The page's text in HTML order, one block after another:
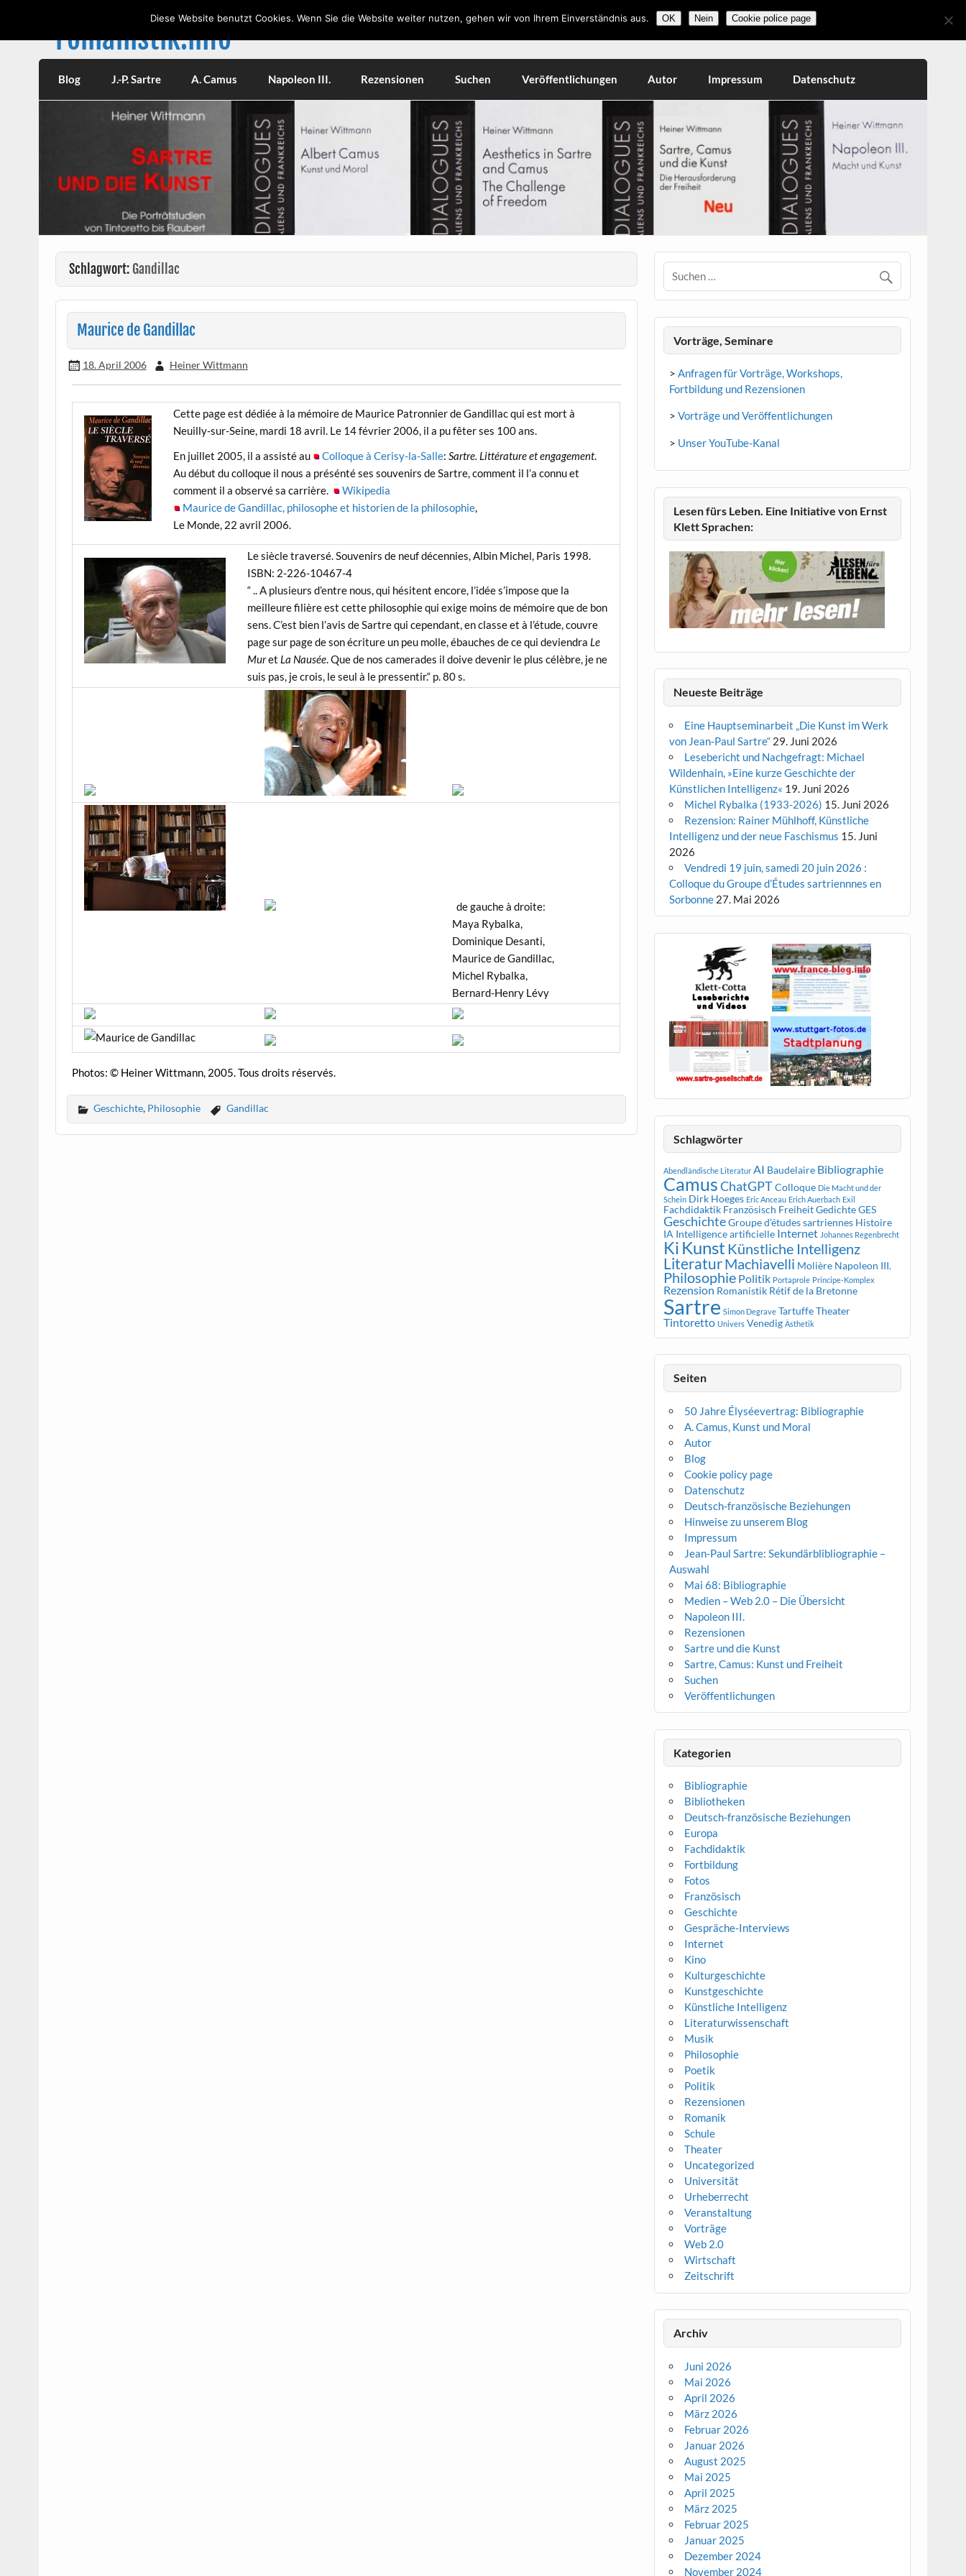
romanistik.info
Blog J.-P. Sartre A. Camus Napoleon III. Rezensionen Suchen Veröffentlichungen Autor Impressum Datenschutz
Schlagwort: Gandillac
Maurice de Gandillac
18. April 2006 Heiner Wittmann
Cette page est dédiée à la mémoire de Maurice Patronnier de Gandillac qui est mort à
Neuilly-sur-Seine, mardi 18 avril. Le 14 février 2006, il a pu fêter ses 100 ans.
En juillet 2005, il a assisté au
Colloque à Cerisy-la-Salle: Sartre. Littérature et engagement.
Au début du colloque il nous a présénté ses souvenirs de Sartre, comment il l’a connu et
comment il a observé sa carrière.
Wikipedia
Maurice de Gandillac, philosophe et historien de la philosophie,
Le Monde, 22 avril 2006.
Le siècle traversé.Souvenirs de neuf décennies, Albin Michel, Paris 1998.
ISBN: 2-226-10467-4
“ .. A plusieurs d’entre nous, qui hésitent encore, l’idée s’impose que la
meilleure filière est cette philosophie qui exige moins de mémoire que de bon
sens. C’est bien l’avis de Sartre qui cependant, en classe et à l’étude, couvre
page sur page de son écriture un peu molle, ébauches de ce qui deviendra Le
Muret La Nausée. Que de nos camerades il doive devenir le plus célèbre, je ne
suis pas, je crois, le seul à le pressentir.“ p. 80 s.
de gauche à droite:
Maya Rybalka,
Dominique Desanti,
Maurice de Gandillac,
Michel Rybalka,
Bernard-Henry Lévy
Photos: © Heiner Wittmann, 2005. Tous droits réservés.
Geschichte, Philosophie Gandillac
Vorträge, Seminare
> Anfragen für Vorträge, Workshops,
Fortbildung und Rezensionen
> Vorträge und Veröffentlichungen
> Unser YouTube-Kanal
Lesen fürs Leben. Eine Initiative von Ernst
Klett Sprachen:
Neueste Beiträge
Eine Hauptseminarbeit „Die Kunst im Werk
von Jean-Paul Sartre“ 29. Juni 2026
Lesebericht und Nachgefragt: Michael
Wildenhain, »Eine kurze Geschichte der
Künstlichen Intelligenz« 19. Juni 2026
Michel Rybalka (1933-2026) 15. Juni 2026
Rezension: Rainer Mühlhoff, Künstliche
Intelligenz und der neue Faschismus 15. Juni
2026
Vendredi 19 juin, samedi 20 juin 2026 :
Colloque du Groupe d’Études sartriennnes en
Sorbonne 27. Mai 2026
Schlagwörter
Abendländische Literatur AI Baudelaire Bibliographie
CamusChatGPTColloque Die Macht und der
Schein Dirk Hoeges Eric Anceau Erich Auerbach Exil
Fachdidaktik Französisch FreiheitGedichteGES
GeschichteGroupe d'études sartriennes Histoire
IA Intelligence artificielle Internet Johannes Regenbrecht
Ki Kunst Künstliche Intelligenz
LiteraturMachiavelli Molière Napoleon III.
Philosophie Politik Portaprole Principe-Komplex
Rezension Romanistik Rétif de la Bretonne
Sartre Simon Degrave TartuffeTheater
Tintoretto Univers Venedig Ästhetik
Seiten
50 Jahre Élyséevertrag: Bibliographie
A. Camus, Kunst und Moral
Autor
Blog
Cookie policy page
Datenschutz
Deutsch-französische Beziehungen
Hinweise zu unserem Blog
Impressum
Jean-Paul Sartre: Sekundärblibliographie –
Auswahl
Mai 68: Bibliographie
Medien – Web 2.0 – Die Übersicht
Napoleon III.
Rezensionen
Sartre und die Kunst
Sartre, Camus: Kunst und Freiheit
Suchen
Veröffentlichungen
Kategorien
Bibliographie
Bibliotheken
Deutsch-französische Beziehungen
Europa
Fachdidaktik
Fortbildung
Fotos
Französisch
Geschichte
Gespräche-Interviews
Internet
Kino
Kulturgeschichte
Kunstgeschichte
Künstliche Intelligenz
Literaturwissenschaft
Musik
Philosophie
Poetik
Politik
Rezensionen
Romanik
Schule
Theater
Uncategorized
Universität
Urheberrecht
Veranstaltung
Vorträge
Web 2.0
Wirtschaft
Zeitschrift
Archiv
Juni 2026
Mai 2026
April 2026
März 2026
Februar 2026
Januar 2026
August 2025
Mai 2025
April 2025
März 2025
Februar 2025
Januar 2025
Dezember 2024
November 2024
Diese Website benutzt Cookies. Wenn Sie die Website weiter nutzen, gehen wir von Ihrem Einverständnis aus. OK Nein Cookie police page